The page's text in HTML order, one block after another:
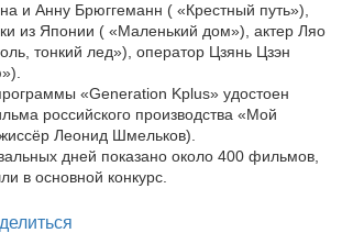
и Анну Брюггеманн ( «Крестный путь»),
из Японии ( «Маленький дом»), актер Ляо
тонкий лед»), оператор Цзянь Цзэн
«Generation Kplus» удостоен
российского производства «Мой
Леонид Шмельков).
дней показано около 400 фильмов,
в основной конкурс.